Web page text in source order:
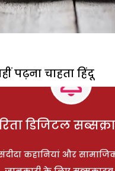
पढ़ना चाहता हिंदू
डिजिटल
कहानियां और